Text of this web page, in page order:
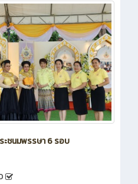
ะชนมพรรษา 6 รอบ